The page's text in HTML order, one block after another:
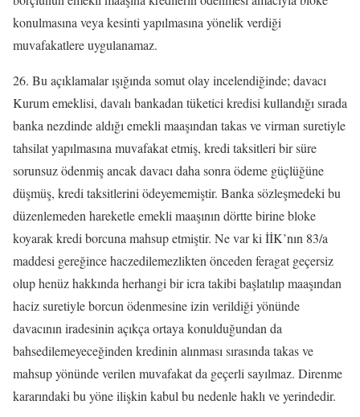
konulmasına veya kesinti yapılmasına yönelik verdiği
muvafakatlere uygulanamaz.
26. Bu açıklamalar ışığında somut olay incelendiğinde; davacı
Kurum emeklisi, davalı bankadan tüketici kredisi kullandığı sırada
banka nezdinde aldığı emekli maaşından takas ve virman suretiyle
tahsilat yapılmasına muvafakat etmiş, kredi taksitleri bir süre
sorunsuz ödenmiş ancak davacı daha sonra ödeme güçlüğüne
düşmüş, kredi taksitlerini ödeyememiştir. Banka sözleşmedeki bu
düzenlemeden hareketle emekli maaşının dörtte birine bloke
koyarak kredi borcuna mahsup etmiştir. Ne var ki İİK’nın 83/a
maddesi gereğince haczedilemezlikten önceden feragat geçersiz
olup henüz hakkında herhangi bir icra takibi başlatılıp maaşından
haciz suretiyle borcun ödenmesine izin verildiği yönünde
davacının iradesinin açıkça ortaya konulduğundan da
bahsedilemeyeceğinden kredinin alınması sırasında takas ve
mahsup yönünde verilen muvafakat da geçerli sayılmaz. Direnme
kararındaki bu yöne ilişkin kabul bu nedenle haklı ve yerindedir.